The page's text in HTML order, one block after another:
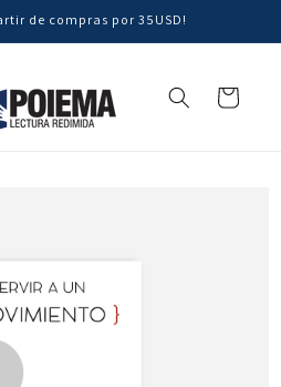
de compras por 35USD!
Carrito